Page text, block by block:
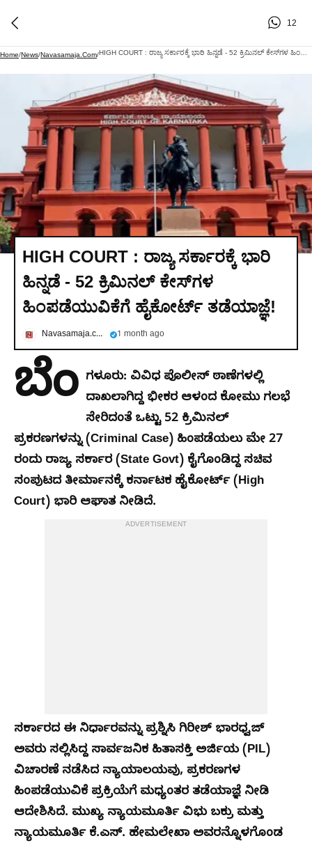
12
Home/News/Navasamaja.com/
HIGH COURT : ರಾಜ್ಯ ಸರ್ಕಾರಕ್ಕೆ ಭಾರಿ
ಹಿನ್ನಡೆ - 52 ಕ್ರಿಮಿನಲ್ ಕೇಸ್‌ಗಳ
ಹಿಂಪಡೆಯುವಿಕೆಗೆ ಹೈಕೋರ್ಟ್ ತಡೆಯಾಜ್ಞೆ!
Navasamaja.com 1 month ago
ಬೆಂ ಗಳೂರು: ವಿವಿಧ ಪೊಲೀಸ್ ಠಾಣೆಗಳಲ್ಲಿ
ದಾಖಲಾಗಿದ್ದ ಭೀಕರ ಆಳಂದ ಕೋಮು ಗಲಭೆ
ಸೇರಿದಂತೆ ಒಟ್ಟು 52 ಕ್ರಿಮಿನಲ್
ಪ್ರಕರಣಗಳನ್ನು (Criminal Case) ಹಿಂಪಡೆಯಲು ಮೇ 27
ರಂದು ರಾಜ್ಯ ಸರ್ಕಾರ (State Govt) ಕೈಗೊಂಡಿದ್ದ ಸಚಿವ
ಸಂಪುಟದ ತೀರ್ಮಾನಕ್ಕೆ ಕರ್ನಾಟಕ ಹೈಕೋರ್ಟ್ (High
Court) ಭಾರಿ ಆಘಾತ ನೀಡಿದೆ.
ADVERTISEMENT
ಸರ್ಕಾರದ ಈ ನಿರ್ಧಾರವನ್ನು ಪ್ರಶ್ನಿಸಿ ಗಿರೀಶ್ ಭಾರಧ್ವಜ್
ಅವರು ಸಲ್ಲಿಸಿದ್ದ ಸಾರ್ವಜನಿಕ ಹಿತಾಸಕ್ತಿ ಅರ್ಜಿಯ (PIL)
ವಿಚಾರಣೆ ನಡೆಸಿದ ನ್ಯಾಯಾಲಯವು, ಪ್ರಕರಣಗಳ
ಹಿಂಪಡೆಯುವಿಕೆ ಪ್ರಕ್ರಿಯೆಗೆ ಮಧ್ಯಂತರ ತಡೆಯಾಜ್ಞೆ ನೀಡಿ
ಆದೇಶಿಸಿದೆ. ಮುಖ್ಯ ನ್ಯಾಯಮೂರ್ತಿ ವಿಭು ಬಕ್ರು ಮತ್ತು
ನ್ಯಾಯಮೂರ್ತಿ ಕೆ.ಎಸ್. ಹೇಮಲೇಖಾ ಅವರನ್ನೊಳಗೊಂಡ